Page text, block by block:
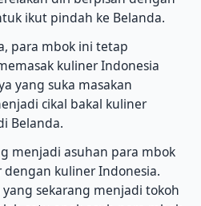
ikut pindah ke Belanda.
para mbok ini tetap
kuliner Indonesia
yang suka masakan
cikal bakal kuliner
Belanda.
menjadi asuhan para mbok
kuliner Indonesia.
sekarang menjadi tokoh